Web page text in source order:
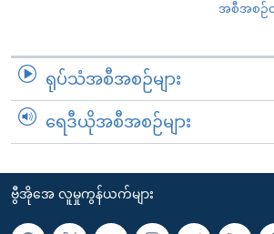
အစီအစဉ်တွဲ
ရုပ်သံအစီအစဉ်များ
ရေဒီယိုအစီအစဉ်များ
ဗွီအိုအေ လူမှုကွန်ယက်များ